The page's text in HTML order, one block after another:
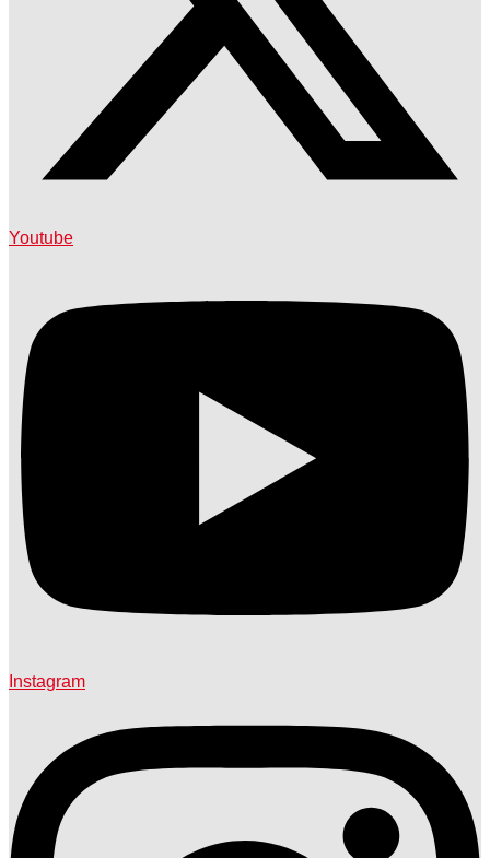
Youtube
Instagram